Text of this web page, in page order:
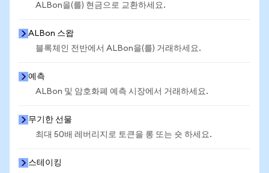
ALBon을(를) 현금으로 교환하세요.
ALBon 스왑
블록체인 전반에서 ALBon을(를) 거래하세요.
예측
ALBon 및 암호화폐 예측 시장에서 거래하세요.
무기한 선물
최대 50배 레버리지로 토큰을 롱 또는 숏 하세요.
스테이킹